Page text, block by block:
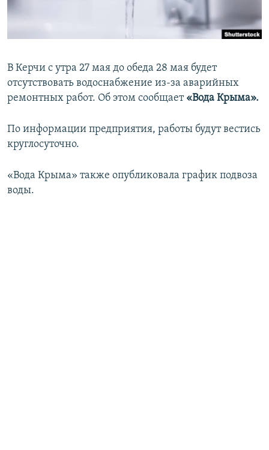
УКРАИНСКАЯ ПРОБЛЕМА КРЫМА
ПРИСОЕДИНЯЙТЕСЬ!
Все сайты RFE/RL
В Керчи с утра 27 мая до обеда 28 мая будет
отсутствовать водоснабжение из-за аварийных
ремонтных работ. Об этом сообщает «Вода Крыма».
По информации предприятия, работы будут вестись
круглосуточно.
«Вода Крыма» также опубликовала график подвоза
воды.